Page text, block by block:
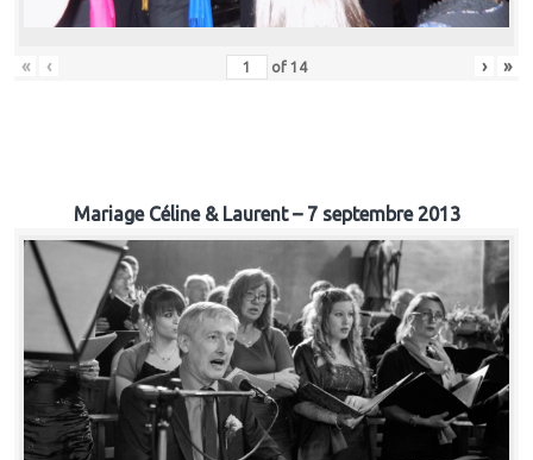
« ‹ of 14 › »
Mariage Céline & Laurent – 7 septembre 2013